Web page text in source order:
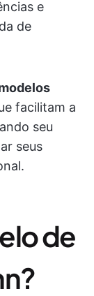
e
de
facilitam a
seu
seus
de